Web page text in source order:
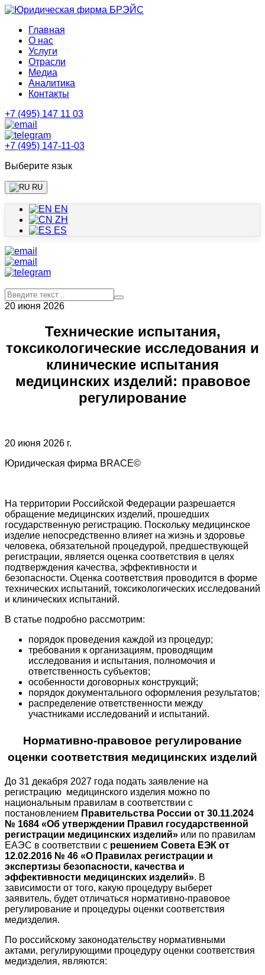
Главная
О нас
Услуги
Отрасли
Медиа
Аналитика
Контакты
+7 (495) 147 11 03
+7 (495) 147-11-03
Выберите язык
RU
EN
ZH
ES
20 июня 2026
Технические испытания,
токсикологические исследования и
клинические испытания
медицинских изделий: правовое
регулирование
20 июня 2026 г.
Юридическая фирма BRACE©
На территории Российской Федерации разрешается
обращение медицинских изделий, прошедших
государственную регистрацию. Поскольку медицинское
изделие непосредственно влияет на жизнь и здоровье
человека, обязательной процедурой, предшествующей
регистрации, является оценка соответствия в целях
подтверждения качества, эффективности и
безопасности. Оценка соответствия проводится в форме
технических испытаний, токсикологических исследований
и клинических испытаний.
В статье подробно рассмотрим:
порядок проведения каждой из процедур;
требования к организациям, проводящим
исследования и испытания, полномочия и
ответственность субъектов;
особенности договорных конструкций;
порядок документального оформления результатов;
распределение ответственности между
участниками исследований и испытаний.
Нормативно-правовое регулирование
оценки соответствия медицинских изделий
До 31 декабря 2027 года подать заявление на
регистрацию медицинского изделия можно по
национальным правилам в соответствии с
постановлением Правительства России от 30.11.2024
№ 1684 «Об утверждении Правил государственной
регистрации медицинских изделий» или по правилам
ЕАЭС в соответствии с решением Совета ЕЭК от
12.02.2016 № 46 «О Правилах регистрации и
экспертизы безопасности, качества и
эффективности медицинских изделий». В
зависимости от того, какую процедуру выберет
заявитель, будет отличаться нормативно-правовое
регулирование и процедуры оценки соответствия
медизделия.
По российскому законодательству нормативными
актами, регулирующими процедуру оценки соответствия
медизделия, являются: